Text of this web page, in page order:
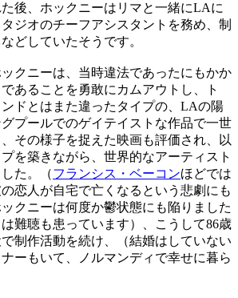
後、ホックニーはリマと一緒にLAに
ジオのチーフアシスタントを務め、制
どしていたそうです。
クニーは、当時違法であったにもかか
あることを勇敢にカムアウトし、ト
ドとはまた違ったタイプの、LAの陽
プールでのゲイテイストな作品で一世
その様子を捉えた映画も評価され、以
を築きながら、世界的なアーティスト
た。（フランシス・ベーコンほどでは
恋人が自宅で亡くなるという悲劇にも
クニーは何度か鬱状態にも陥りました
難聴も患っています）、こうして86歳
制作活動を続け、（結婚はしていない
ーもいて、ノルマンディで幸せに暮ら